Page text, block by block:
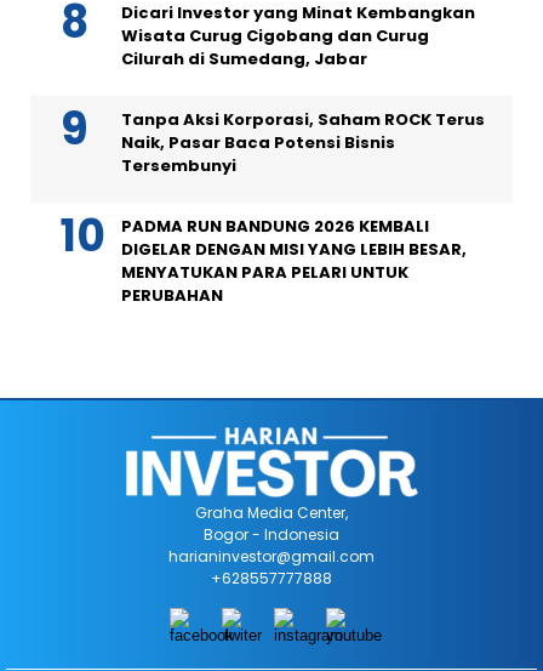
Dicari Investor yang Minat Kembangkan
Wisata Curug Cigobang dan Curug
Cilurah di Sumedang, Jabar
Tanpa Aksi Korporasi, Saham ROCK Terus
Naik, Pasar Baca Potensi Bisnis
Tersembunyi
PADMA RUN BANDUNG 2026 KEMBALI
DIGELAR DENGAN MISI YANG LEBIH BESAR,
MENYATUKAN PARA PELARI UNTUK
PERUBAHAN
Graha Media Center,
Bogor - Indonesia
harianinvestor@gmail.com
+628557777888